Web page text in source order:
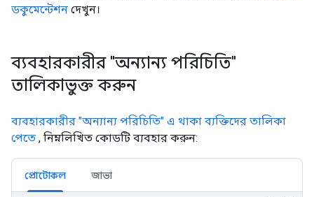
ডকুমেন্টেশন দেখুন।
ব্যবহারকারীর "অন্যান্য পরিচিতি"
তালিকাভুক্ত করুন
ব্যবহারকারীর "অন্যান্য পরিচিতি" এ থাকা ব্যক্তিদের তালিকা
পেতে , নিম্নলিখিত কোডটি ব্যবহার করুন:
প্রোটোকল জাভা